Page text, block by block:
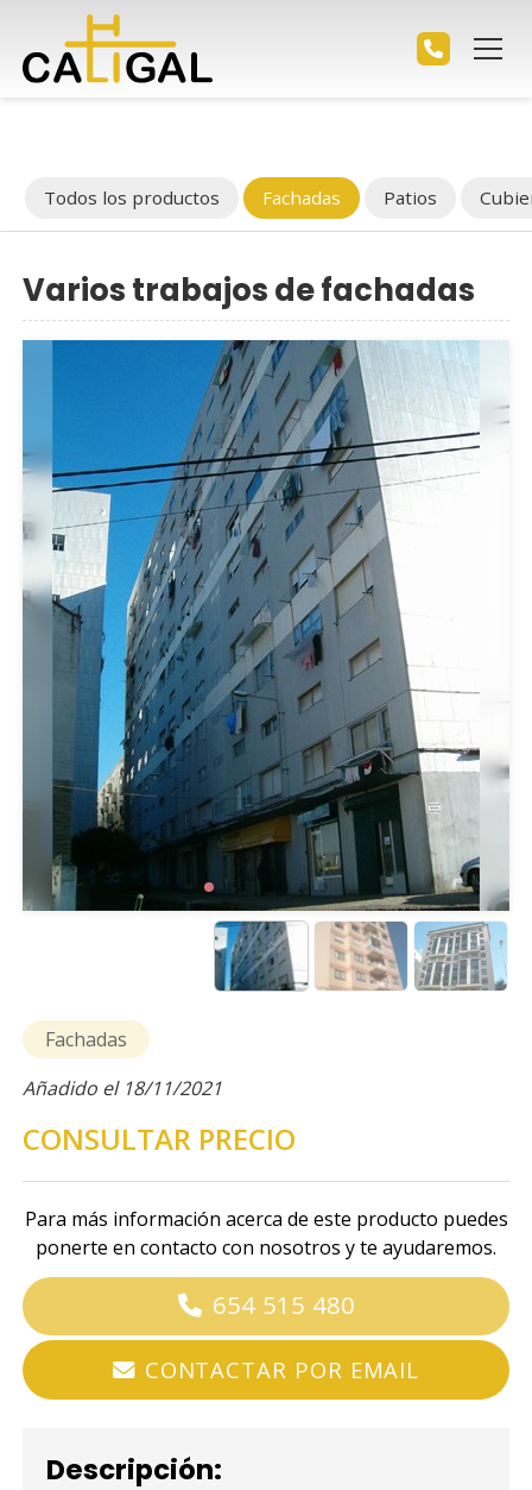
Todos los productos Fachadas Patios
Varios trabajos de fachadas
Fachadas
Añadido el 18/11/2021
CONSULTAR PRECIO
Para más información acerca de este producto puedes
ponerte en contacto con nosotros y te ayudaremos.
654 515 480
CONTACTAR POR EMAIL
Descripción: